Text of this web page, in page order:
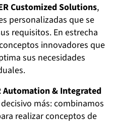
Customized Solutions,
personalizadas que se
requisitos. En estrecha
innovadores que
sus necesidades
Automation & Integrated
más: combinamos
realizar conceptos de